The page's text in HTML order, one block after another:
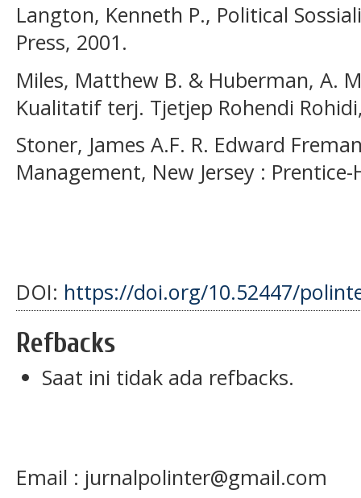
Langton, Kenneth P., Political
Press, 2001.
Miles, Matthew B. & Huberman, A.
Kualitatif terj. Tjetjep Rohendi
Stoner, James A.F. R. Edward
Management, New Jersey :
DOI: https://doi.org/10.52447/
Refbacks
Saat ini tidak ada refbacks.
Email : jurnalpolinter@gmail.com